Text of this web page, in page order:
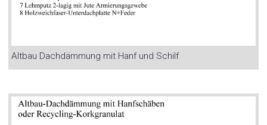
Altbau Dachdämmung mit Hanf und Schilf